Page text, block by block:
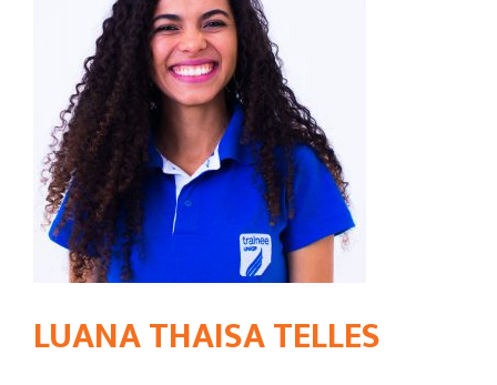
LUANA THAISA TELLES